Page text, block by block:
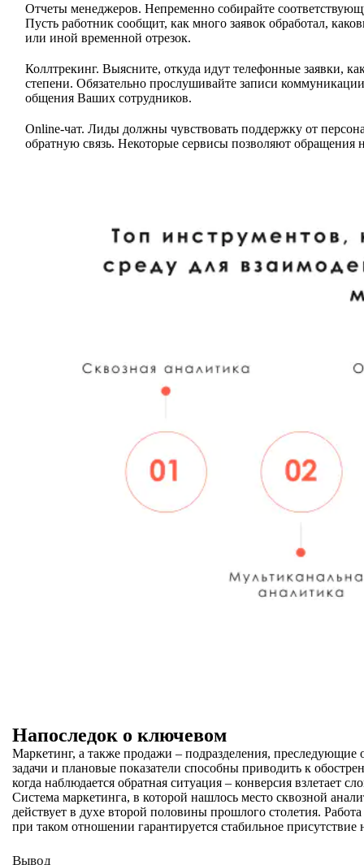
Отчеты менеджеров. Непременно собирайте
Пусть работник сообщит, как много заявок обработал,
или иной временной отрезок.
Коллтрекинг. Выясните, откуда идут телефонные заявки,
степени. Обязательно прослушивайте записи
общения Ваших сотрудников.
Online-чат. Лиды должны чувствовать поддержку от
обратную связь. Некоторые сервисы позволяют обращения
Напоследок о ключевом
Маркетинг, а также продажи – подразделения,
задачи и плановые показатели способны приводить к
когда наблюдается обратная ситуация – конверсия взлетает
Система маркетинга, в которой нашлось место сквозной
действует в духе второй половины прошлого столетия.
при таком отношении гарантируется стабильное
Вывод